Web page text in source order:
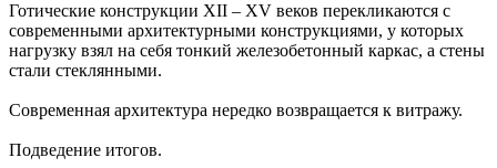
Готические конструкции XII – XV веков перекликаются с
современными архитектурными конструкциями, у которых
нагрузку взял на себя тонкий железобетонный каркас, а стены
стали стеклянными.
Современная архитектура нередко возвращается к витражу.
Подведение итогов.